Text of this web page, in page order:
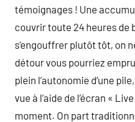
témoignages ! Une
couvrir toute 24 heures de
s’engouffrer plutôt tôt, on
détour vous pourriez
plein l’autonomie d’une
vue à l’aide de l’écran «
moment. On part